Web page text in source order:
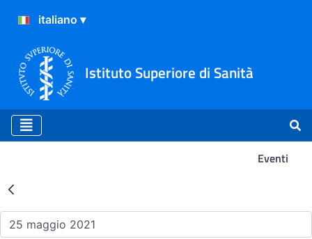
Istituto Superiore di Sanità
Eventi
Risultati della Ricerca -